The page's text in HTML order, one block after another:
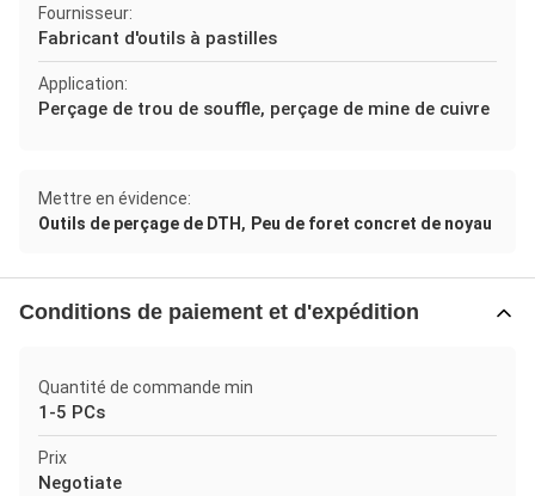
Fournisseur:
Fabricant d'outils à pastilles
Application:
Perçage de trou de souffle, perçage de mine de cuivre
Mettre en évidence:
Outils de perçage de DTH , Peu de foret concret de noyau
Conditions de paiement et d'expédition
Quantité de commande min
1-5 PCs
Prix
Negotiate